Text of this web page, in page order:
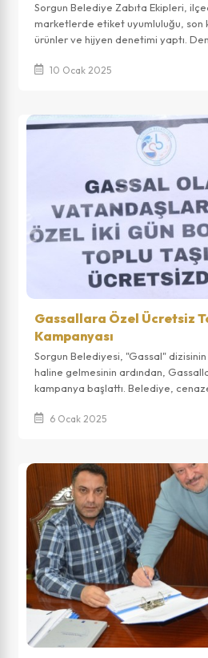
Sorgun Belediye Zabıta Ekipleri,
marketlerde etiket uyumluluğu, son
ürünler ve hijyen denetimi yaptı.
10 Ocak 2025
Gassallara Özel Ücretsiz
Kampanyası
Sorgun Belediyesi, "Gassal"
haline gelmesinin ardından,
kampanya başlattı. Belediye,
6 Ocak 2025